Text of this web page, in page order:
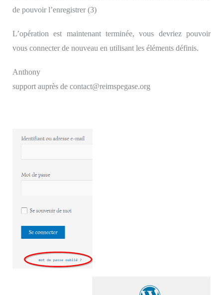
de pouvoir l’enregistrer (3)
L’opération est maintenant terminée, vous devriez pouvoir
vous connecter de nouveau en utilisant les éléments définis.
Anthony
support auprès de contact@reimspegase.org